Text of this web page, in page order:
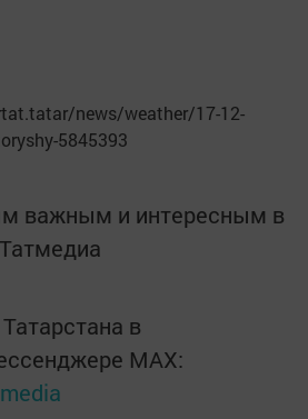
news/weather/17-12-
5845393
важным и интересным в
Татмедиа
в
MАХ: